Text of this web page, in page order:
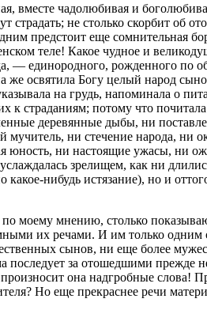
вместе чадолюбивая и
страдать; не столько скорбит
предстоит еще сомнительная
теле! Какое чудное и
— единородного, рожденного по
же освятила Богу целый народ
на грудь, напоминала о
к страданиям; потому что
деревянные дыбы, ни
мучитель, ни стечение народа,
юность, ни настоящие ужасы, ни
зрелищем, как ни
какое-нибудь истязание), но и
моему мнению, столько
их речами. И им только одним
сынов, ни еще более
последует за отошедшими прежде
она надгробные слова!
Но еще прекраснее речи